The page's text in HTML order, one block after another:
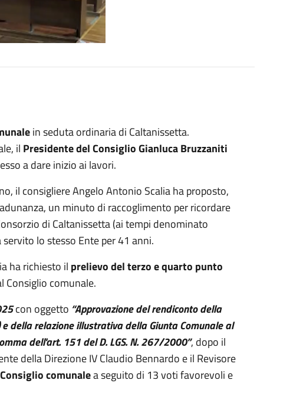
in seduta ordinaria di Caltanissetta.
il Presidente del ConsiglioGianluca Bruzzaniti
a dare inizio ai lavori.
il consigliere Angelo Antonio Scalia ha proposto,
un minuto di raccoglimento per ricordare
di Caltanissetta (ai tempi denominato
lo stesso Ente per 41 anni.
ha richiesto il prelievo del terzo e quarto punto
comunale.
con oggetto “Approvazione del rendiconto della
della relazione illustrativa della Giunta Comunale al
dell'art. 151 del D. LGS. N. 267/2000”, dopo il
della Direzione IV Claudio Bennardo e il Revisore
comunalea seguito di 13 voti favorevoli e